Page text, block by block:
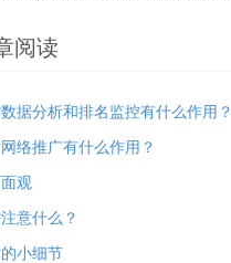
阅读
据分析和排名监控有什么作用？
络推广有什么作用？
观
意什么？
小细节